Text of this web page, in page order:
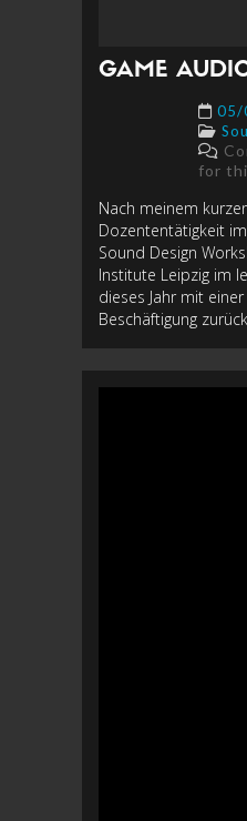
GAME
05/
for
Nach meinem
Dozententätigkeit
Sound Design
Institute Leipzig im
dieses Jahr mit
Beschäftigung